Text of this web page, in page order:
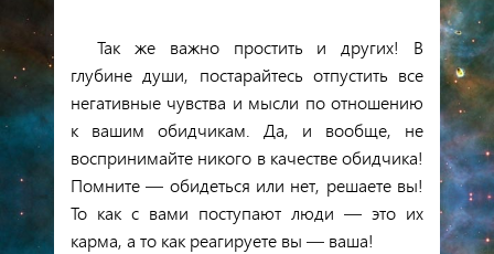
Так же важно простить и других! В
глубине души, постарайтесь отпустить все
негативные чувства и мысли по отношению
к вашим обидчикам. Да, и вообще, не
воспринимайте никого в качестве обидчика!
Помните — обидеться или нет, решаете вы!
То как с вами поступают люди — это их
карма, а то как реагируете вы — ваша!